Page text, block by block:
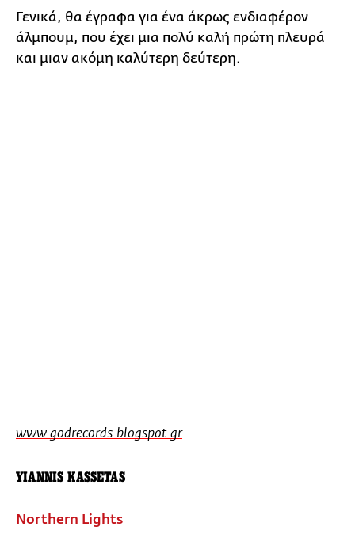
Γενικά, θα έγραφα για ένα άκρως ενδιαφέρον
άλμπουμ, που έχει μια πολύ καλή πρώτη πλευρά
και μιαν ακόμη καλύτερη δεύτερη.
www.godrecords.blogspot.gr
YIANNIS KASSETAS
Northern Lights